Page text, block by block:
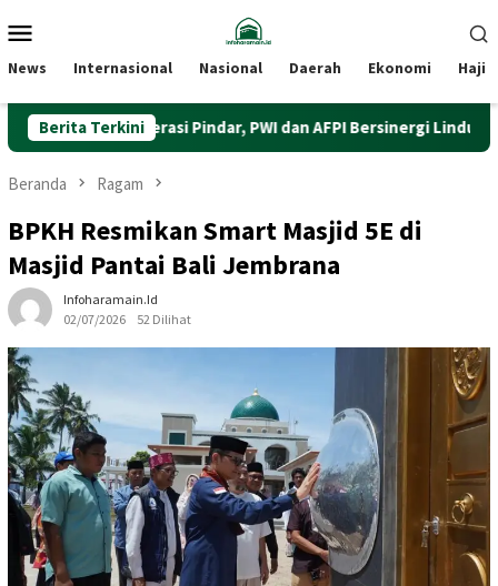
ke
Mobile
News Internasional Nasional Daerah Ekonomi Haji
Berita Terkini
Literasi Pindar, PWI dan AFPI Bersinergi Lindungi
Beranda Ragam
BPKH Resmikan Smart Masjid 5E di
Masjid Pantai Bali Jembrana
Infoharamain.id
02/07/2026
52 Dilihat